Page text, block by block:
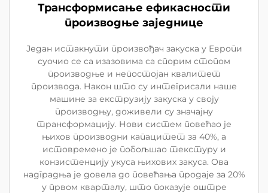
Трансформисање ефикасности
производње заједнице
Један истакнути произвођач закуска у Европи
суочио се са изазовима са спорим стопом
производње и непостојан квалитет
производа. Након што су интегрисали наше
машине за екструзију закуска у своју
производњу, доживели су значајну
трансформацију. Нови систем повећао је
њихов производни капацитет за 40%, а
истовремено је побољшао текстуру и
конзистенцију укуса њихових закуса. Ова
надградња је довела до повећања продаје за 20%
у првом кварталу, што показује оштре